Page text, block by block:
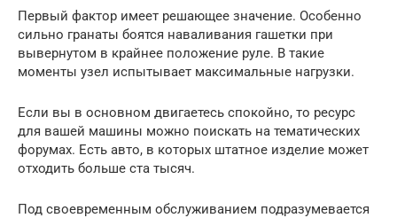
Первый фактор имеет решающее значение. Особенно
сильно гранаты боятся наваливания гашетки при
вывернутом в крайнее положение руле. В такие
моменты узел испытывает максимальные нагрузки.
Если вы в основном двигаетесь спокойно, то ресурс
для вашей машины можно поискать на тематических
форумах. Есть авто, в которых штатное изделие может
отходить больше ста тысяч.
Под своевременным обслуживанием подразумевается